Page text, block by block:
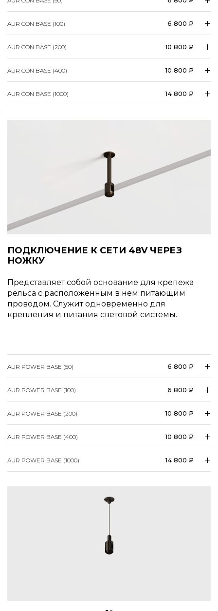
AUR CON BASE (100) 6 800 ₽
AUR CON BASE (200) 10 800 ₽
AUR CON BASE (400) 10 800 ₽
AUR CON BASE (1000) 14 800 ₽
НОЖКУ
рельса с расположенным в нем питающим
проводом. Служит одновременно для
крепления и питания световой системы.
AUR POWER BASE (50) 6 800 ₽
AUR POWER BASE (100) 6 800 ₽
AUR POWER BASE (200) 10 800 ₽
AUR POWER BASE (400) 10 800 ₽
AUR POWER BASE (1000) 14 800 ₽